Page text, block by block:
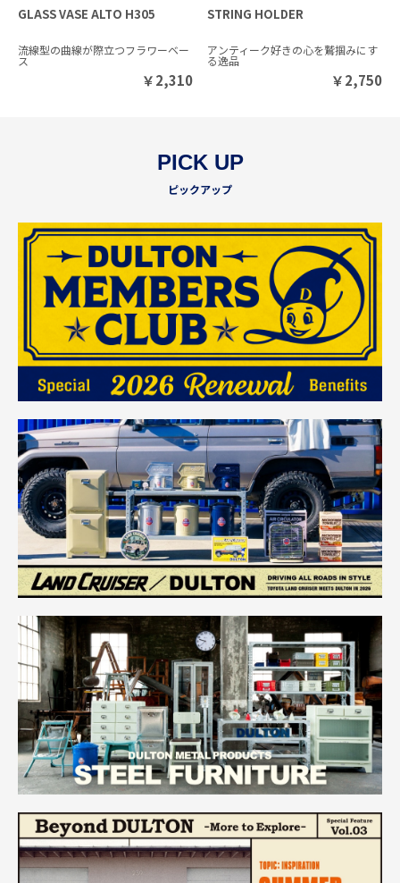
GLASS VASE ALTO H305
流線型の曲線が際立つフラワーベー
ス
￥2,310
STRING HOLDER
アンティーク好きの心を鷲掴みにす
る逸品
￥2,750
PICK UP
ピックアップ